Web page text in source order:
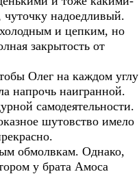
надоедливый.
холодным и цепким, но
закрытость от
Олег на каждом углу
напрочь наигранной.
самодеятельности.
шутовство имело
обмолвкам. Однако,
у брата Амоса